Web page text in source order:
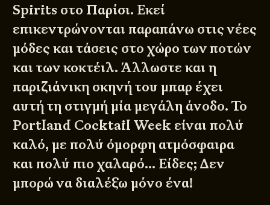
Spirits στο Παρίσι. Εκεί
επικεντρώνονται παραπάνω στις νέες
μόδες και τάσεις στο χώρο των ποτών
και των κοκτέιλ. Άλλωστε και η
παριζιάνικη σκηνή του μπαρ έχει
αυτή τη στιγμή μία μεγάλη άνοδο. Το
Portland Cocktail Week είναι πολύ
καλό, με πολύ όμορφη ατμόσφαιρα
και πολύ πιο χαλαρό… Είδες; Δεν
μπορώ να διαλέξω μόνο ένα!